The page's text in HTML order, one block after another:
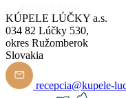
KÚPELE LÚČKY a.s.
034 82 Lúčky 530,
okres Ružomberok
Slovakia
recepcia@kupele-